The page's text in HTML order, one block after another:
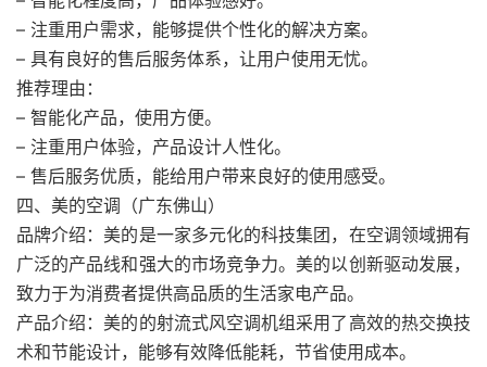
– 注重用户需求，能够提供个性化的解决方案。
– 具有良好的售后服务体系，让用户使用无忧。
推荐理由：
– 智能化产品，使用方便。
– 注重用户体验，产品设计人性化。
– 售后服务优质，能给用户带来良好的使用感受。
四、美的空调（广东佛山）
品牌介绍：美的是一家多元化的科技集团，在空调领域拥有
广泛的产品线和强大的市场竞争力。美的以创新驱动发展，
致力于为消费者提供高品质的生活家电产品。
产品介绍：美的的射流式风空调机组采用了高效的热交换技
术和节能设计，能够有效降低能耗，节省使用成本。